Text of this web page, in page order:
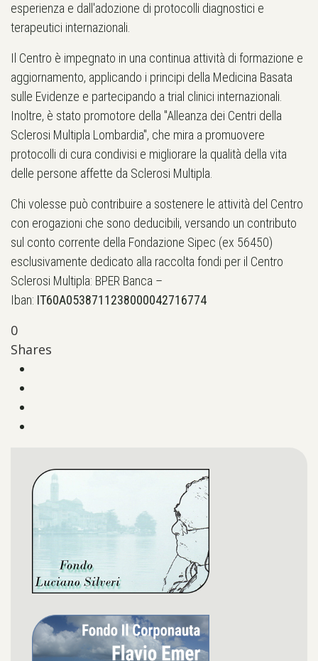
esperienza e dall'adozione di protocolli diagnostici e
terapeutici internazionali.
Il Centro è impegnato in una continua attività di formazione e
aggiornamento, applicando i principi della Medicina Basata
sulle Evidenze e partecipando a trial clinici internazionali.
Inoltre, è stato promotore della "Alleanza dei Centri della
Sclerosi Multipla Lombardia", che mira a promuovere
protocolli di cura condivisi e migliorare la qualità della vita
delle persone affette da Sclerosi Multipla.
Chi volesse può contribuire a sostenere le attività del Centro
con erogazioni che sono deducibili, versando un contributo
sul conto corrente della Fondazione Sipec (ex 56450)
esclusivamente dedicato alla raccolta fondi per il Centro
Sclerosi Multipla: BPER Banca –
Iban: IT60A0538711238000042716774
0
Shares